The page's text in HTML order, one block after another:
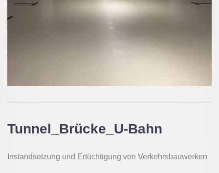
Tunnel_Brücke_U-Bahn
Instandsetzung und Ertüchtigung von Verkehrsbauwerken